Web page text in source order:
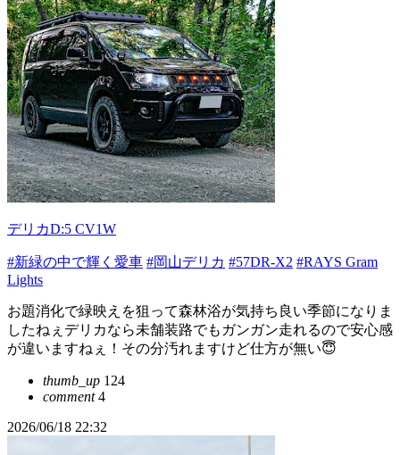
デリカD:5 CV1W
#新緑の中で輝く愛車 #岡山デリカ #57DR-X2 #RAYS Gram
Lights
お題消化で緑映えを狙って森林浴が気持ち良い季節になりま
したねぇデリカなら未舗装路でもガンガン走れるので安心感
が違いますねぇ！その分汚れますけど仕方が無い😇
thumb_up 124
comment4
2026/06/18 22:32